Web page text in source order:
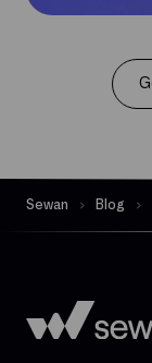
Sewan Blog